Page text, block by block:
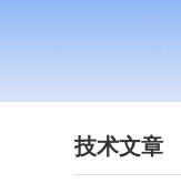
技术文章